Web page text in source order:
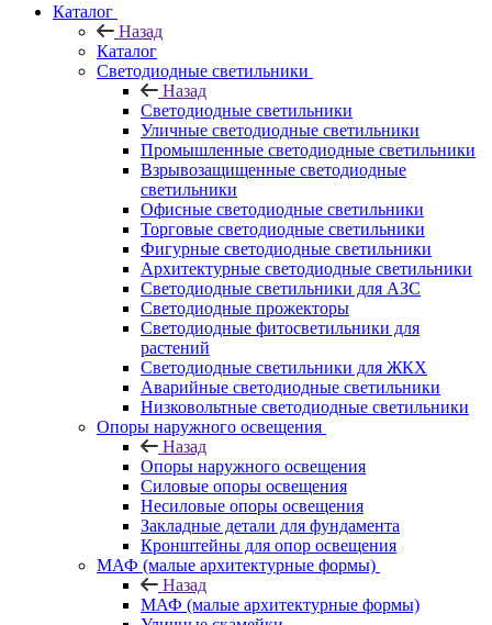
Каталог
Назад
Каталог
Светодиодные светильники
Назад
Светодиодные светильники
Уличные светодиодные светильники
Промышленные светодиодные светильники
Взрывозащищенные светодиодные
светильники
Офисные светодиодные светильники
Торговые светодиодные светильники
Фигурные светодиодные светильники
Архитектурные светодиодные светильники
Светодиодные светильники для АЗС
Светодиодные прожекторы
Светодиодные фитосветильники для
растений
Светодиодные светильники для ЖКХ
Аварийные светодиодные светильники
Низковольтные светодиодные светильники
Опоры наружного освещения
Назад
Опоры наружного освещения
Силовые опоры освещения
Несиловые опоры освещения
Закладные детали для фундамента
Кронштейны для опор освещения
МАФ (малые архитектурные формы)
Назад
МАФ (малые архитектурные формы)